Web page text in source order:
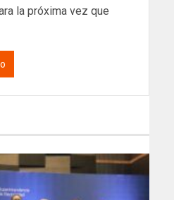
la próxima vez que